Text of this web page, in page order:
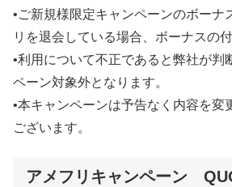
•ご新規様限定キャンペーンのボーナ
リを退会している場合、ボーナスの
•利用について不正であると弊社が判
ペーン対象外となります。
•本キャンペーンは予告なく内容を変
ございます。
アメフリキャンペーン